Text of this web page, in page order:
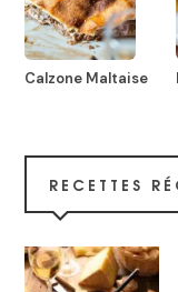
Calzone Maltaise
RECETTES